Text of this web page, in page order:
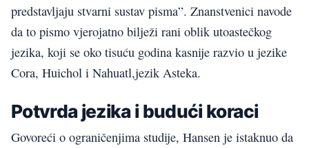
predstavljaju stvarni sustav pisma”. Znanstvenici navode
da to pismo vjerojatno bilježi rani oblik utoastečkog
jezika, koji se oko tisuću godina kasnije razvio u jezike
Cora, Huichol i Nahuatl,jezik Asteka.
Potvrda jezika i budući koraci
Govoreći o ograničenjima studije, Hansen je istaknuo da